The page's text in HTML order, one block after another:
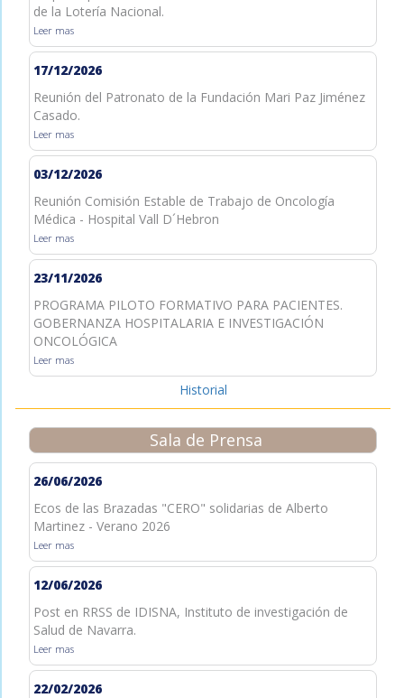
de la Lotería Nacional.
Leer mas
17/12/2026
Reunión del Patronato de la Fundación Mari Paz Jiménez
Casado.
Leer mas
03/12/2026
Reunión Comisión Estable de Trabajo de Oncología
Médica - Hospital Vall D´Hebron
Leer mas
23/11/2026
PROGRAMA PILOTO FORMATIVO PARA PACIENTES.
GOBERNANZA HOSPITALARIA E INVESTIGACIÓN
ONCOLÓGICA
Leer mas
Historial
Sala de Prensa
26/06/2026
Ecos de las Brazadas "CERO" solidarias de Alberto
Martinez - Verano 2026
Leer mas
12/06/2026
Post en RRSS de IDISNA, Instituto de investigación de
Salud de Navarra.
Leer mas
22/02/2026